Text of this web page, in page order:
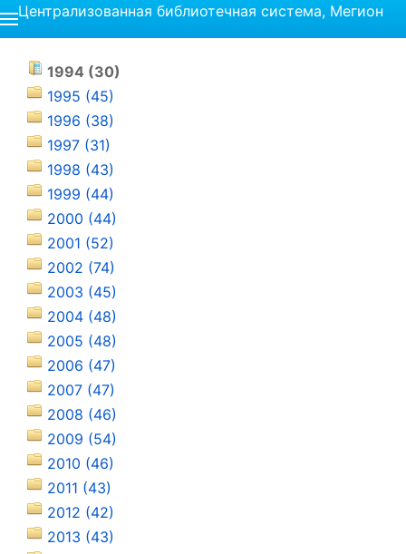
Централизованная библиотечная система, Мегион
1994 (30)
1995 (45)
1996 (38)
1997 (31)
1998 (43)
1999 (44)
2000 (44)
2001 (52)
2002 (74)
2003 (45)
2004 (48)
2005 (48)
2006 (47)
2007 (47)
2008 (46)
2009 (54)
2010 (46)
2011 (43)
2012 (42)
2013 (43)